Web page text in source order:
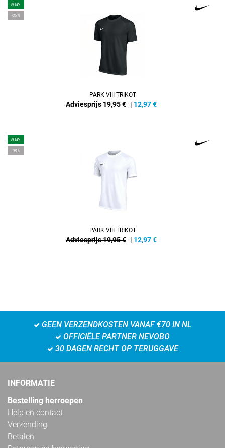
NEW
-35%
PARK VIII TRIKOT
Adviesprijs 19,95 € | 12,97€
NEW
-35%
PARK VIII TRIKOT
Adviesprijs 19,95 € | 12,97€
GEEN VERZENDKOSTEN VANAF €70 IN NL
OFFICIËLE PARTNER NEVOBO
30 DAGEN RECHT OP TERUGGAVE
INFORMATIE
Bestelling herroepen
Help en contact
Verzending
Betalen